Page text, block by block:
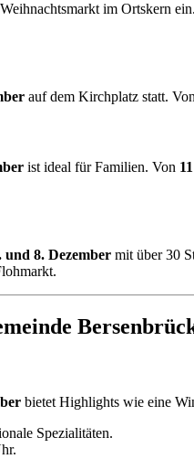
im Ortskern
auf dem Kirchplatz statt. Von
ist ideal für Familien. Von
und 8. Dezember mit über 30
bietet Highlights wie eine
Spezialitäten.